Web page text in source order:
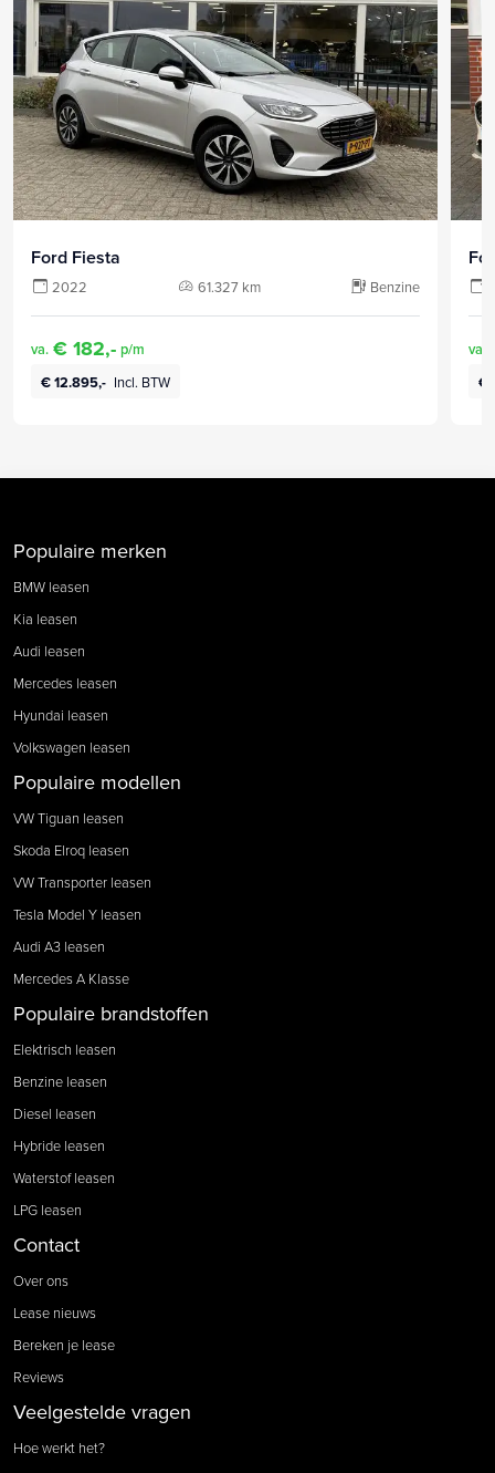
Ford Fiesta
2022 61.327 km Benzine
va. € 182,- p/m
€ 12.895,- Incl. BTW
va.
€
Populaire merken
BMW leasen
Kia leasen
Audi leasen
Mercedes leasen
Hyundai leasen
Volkswagen leasen
Populaire modellen
VW Tiguan leasen
Skoda Elroq leasen
VW Transporter leasen
Tesla Model Y leasen
Audi A3 leasen
Mercedes A Klasse
Populaire brandstoffen
Elektrisch leasen
Benzine leasen
Diesel leasen
Hybride leasen
Waterstof leasen
LPG leasen
Contact
Over ons
Lease nieuws
Bereken je lease
Reviews
Veelgestelde vragen
Hoe werkt het?